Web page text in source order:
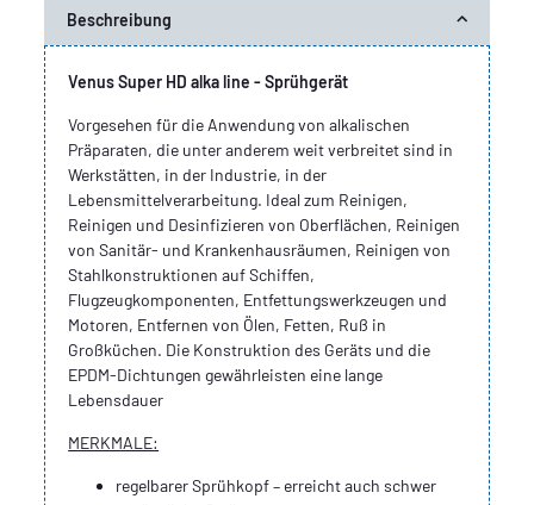
Beschreibung
Venus Super HD alka line - Sprühgerät
Vorgesehen für die Anwendung von alkalischen
Präparaten, die unter anderem weit verbreitet sind in
Werkstätten, in der Industrie, in der
Lebensmittelverarbeitung. Ideal zum Reinigen,
Reinigen und Desinfizieren von Oberflächen, Reinigen
von Sanitär- und Krankenhausräumen, Reinigen von
Stahlkonstruktionen auf Schiffen,
Flugzeugkomponenten, Entfettungswerkzeugen und
Motoren, Entfernen von Ölen, Fetten, Ruß in
Großküchen. Die Konstruktion des Geräts und die
EPDM-Dichtungen gewährleisten eine lange
Lebensdauer
MERKMALE:
regelbarer Sprühkopf – erreicht auch schwer